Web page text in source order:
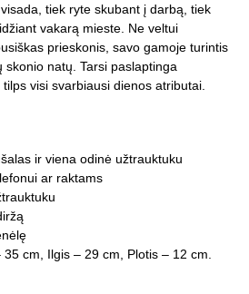
tiek ryte skubant į darbą, tiek
vakarą mieste. Ne veltui
prieskonis, savo gamoje turintis
natų. Tarsi paslaptinga
visi svarbiausi dienos atributai.
ir viena odinė užtrauktuku
ar raktams
cm, Ilgis – 29 cm, Plotis – 12 cm.